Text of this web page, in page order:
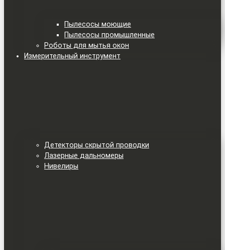
Пылесосы моющие
Пылесосы промышленные
Роботы для мытья окон
Измерительный инструмент
Детекторы скрытой проводки
Лазерные дальномеры
Нивелиры